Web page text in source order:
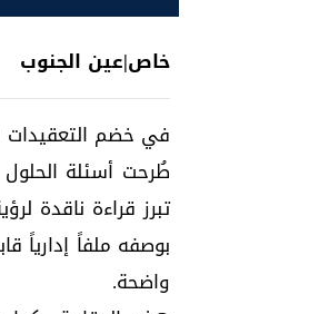
خاص|عين
في خضم التعقيدات
طُرحت أسئلة الحلول
تبرز قراءة ناقدة
بوصفه ملفاً إدارياً
واضحة.